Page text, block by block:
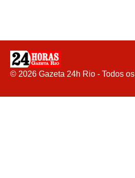
© 2026 Gazeta 24h Rio - Todos